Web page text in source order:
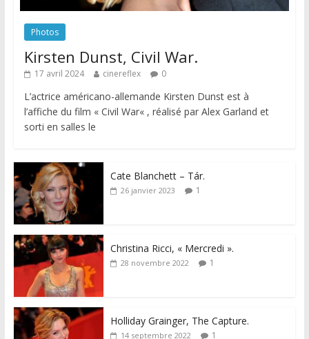
Photos
Kirsten Dunst, Civil War.
17 avril 2024 cinereflex 0
L’actrice américano-allemande Kirsten Dunst est à
l’affiche du film « Civil War« , réalisé par Alex Garland et
sorti en salles le
Cate Blanchett – Tár.
26 janvier 2023 1
Christina Ricci, « Mercredi ».
28 novembre 2022 1
Holliday Grainger, The Capture.
14 septembre 2022 1